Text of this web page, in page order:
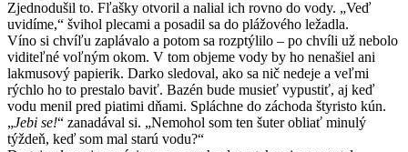
Zjednodušil to. Fľašky otvoril a nalial ich rovno do vody. „Veď
uvidíme,“ švihol plecami a posadil sa do plážového ležadla.
Víno si chvíľu zaplávalo a potom sa rozptýlilo – po chvíli už nebolo
viditeľné voľným okom. V tom objeme vody by ho nenašiel ani
lakmusový papierik. Darko sledoval, ako sa nič nedeje a veľmi
rýchlo ho to prestalo baviť. Bazén bude musieť vypustiť, aj keď
vodu menil pred piatimi dňami. Spláchne do záchoda štyristo kún.
„Jebi se!“ zanadával si. „Nemohol som ten šuter obliať minulý
týždeň, keď som mal starú vodu?“